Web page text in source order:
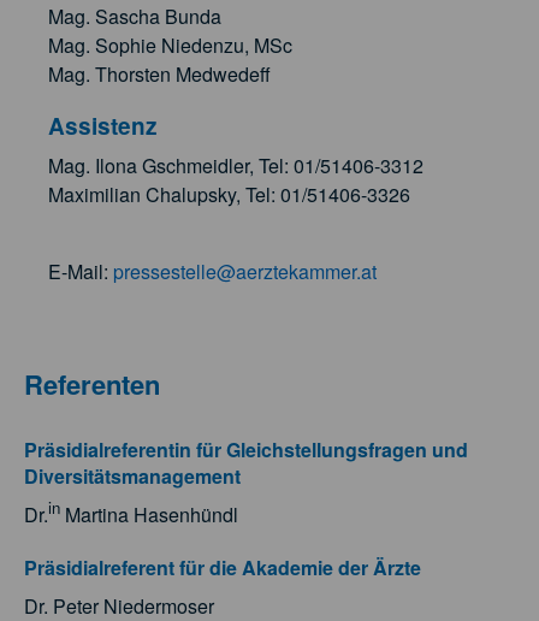
Mag. Sascha Bunda
Mag. Sophie Niedenzu, MSc
Mag. Thorsten Medwedeff
Assistenz
Mag. Ilona Gschmeidler, Tel: 01/51406-3312
Maximilian Chalupsky, Tel: 01/51406-3326
E-Mail: pressestelle@aerztekammer.at
Referenten
Präsidialreferentin für Gleichstellungsfragen und
Diversitätsmanagement
Dr.in Martina Hasenhündl
Präsidialreferent für die Akademie der Ärzte
Dr. Peter Niedermoser